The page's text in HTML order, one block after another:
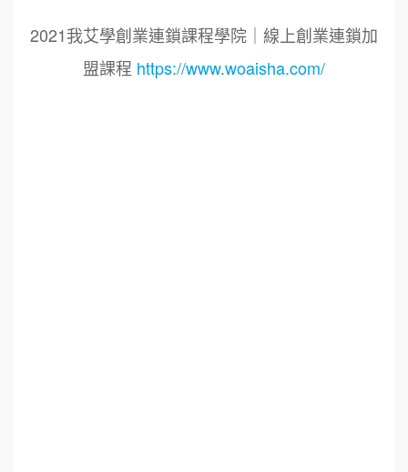
2021我艾學創業連鎖課程學院｜線上創業連鎖加
盟課程 https://www.woaisha.com/